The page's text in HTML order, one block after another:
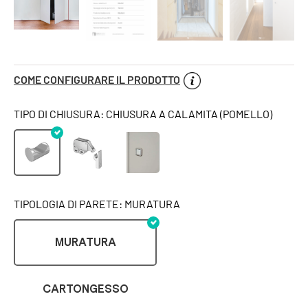
COME CONFIGURARE IL PRODOTTO
TIPO DI CHIUSURA: CHIUSURA A CALAMITA (POMELLO)
TIPOLOGIA DI PARETE: MURATURA
MURATURA
CARTONGESSO